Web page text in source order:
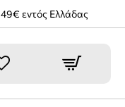
εντός Ελλάδας